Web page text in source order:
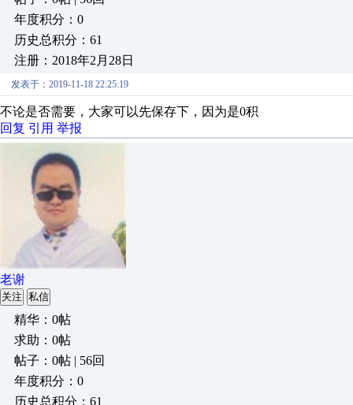
年度积分：0
历史总积分：61
注册：2018年2月28日
发表于：2019-11-18 22:25:19
不论是否需要，大家可以先保存下，因为是0积
回复 引用 举报
老谢
关注 私信
精华：0帖
求助：0帖
帖子：0帖 | 56回
年度积分：0
历史总积分：61